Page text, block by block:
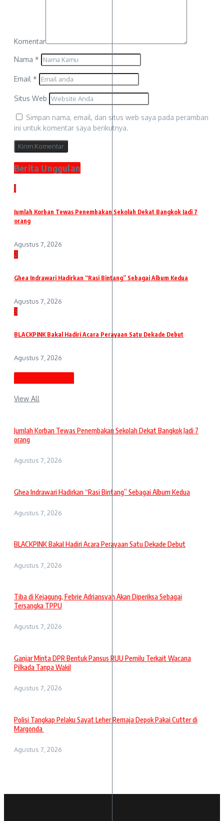
Komentar
Nama *
Email *
Situs Web
Simpan nama, email, dan situs web saya pada peramban
ini untuk komentar saya berikutnya.
Berita Unggulan
1
Jumlah Korban Tewas Penembakan Sekolah Dekat Bangkok Jadi 7
orang
Agustus 7, 2026
2
Ghea Indrawari Hadirkan “Rasi Bintang” Sebagai Album Kedua
Agustus 7, 2026
3
BLACKPINK Bakal Hadiri Acara Perayaan Satu Dekade Debut
Agustus 7, 2026
View All
Jumlah Korban Tewas Penembakan Sekolah Dekat Bangkok Jadi 7
orang
Agustus 7, 2026
Ghea Indrawari Hadirkan “Rasi Bintang” Sebagai Album Kedua
Agustus 7, 2026
BLACKPINK Bakal Hadiri Acara Perayaan Satu Dekade Debut
Agustus 7, 2026
Tiba di Kejagung, Febrie Adriansyah Akan Diperiksa Sebagai
Tersangka TPPU
Agustus 7, 2026
Ganjar Minta DPR Bentuk Pansus RUU Pemilu Terkait Wacana
Pilkada Tanpa Wakil
Agustus 7, 2026
Polisi Tangkap Pelaku Sayat Leher Remaja Depok Pakai Cutter di
Margonda
Agustus 7, 2026